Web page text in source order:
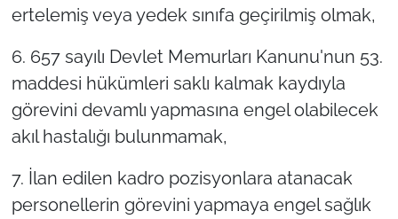
ertelemiş veya yedek sınıfa geçirilmiş olmak,
6. 657 sayılı Devlet Memurları Kanunu'nun 53.
maddesi hükümleri saklı kalmak kaydıyla
görevini devamlı yapmasına engel olabilecek
akıl hastalığı bulunmamak,
7. İlan edilen kadro pozisyonlara atanacak
personellerin görevini yapmaya engel sağlık